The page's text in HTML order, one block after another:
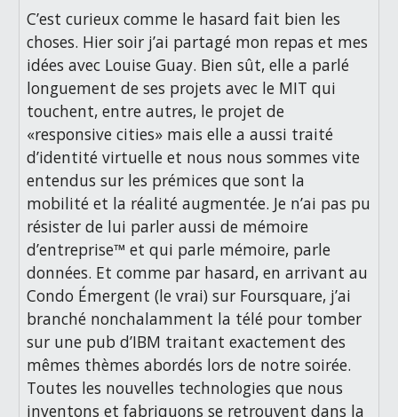
C’est curieux comme le hasard fait bien les
choses. Hier soir j’ai partagé mon repas et mes
idées avec Louise Guay. Bien sût, elle a parlé
longuement de ses projets avec le MIT qui
touchent, entre autres, le projet de
«responsive cities» mais elle a aussi traité
d’identité virtuelle et nous nous sommes vite
entendus sur les prémices que sont la
mobilité et la réalité augmentée. Je n’ai pas pu
résister de lui parler aussi de mémoire
d’entreprise™ et qui parle mémoire, parle
données. Et comme par hasard, en arrivant au
Condo Émergent (le vrai) sur Foursquare, j’ai
branché nonchalamment la télé pour tomber
sur une pub d’IBM traitant exactement des
mêmes thèmes abordés lors de notre soirée.
Toutes les nouvelles technologies que nous
inventons et fabriquons se retrouvent dans la